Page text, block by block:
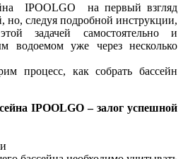
IPOOLGO на первый взгляд
но, следуя подробной инструкции,
задачей самостоятельно и
водоемом уже через несколько
процесс, как собрать бассейн
IPOOLGO – залог успешной